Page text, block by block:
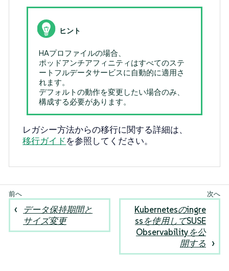
HAプロファイルの場合、
ポッドアンチアフィニティはすべてのステ
ートフルデータサービスに自動的に適用さ
れます。
デフォルトの動作を変更したい場合のみ、
構成する必要があります。
レガシー方法からの移行に関する詳細は、
移行ガイドを参照してください。
データ保持期間と
サイズ変更
Kubernetesのingre
ssを使用してSUSE
Observabilityを公
開する